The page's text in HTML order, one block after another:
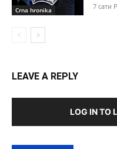
Crna hronika 7 сати
LEAVE A REPLY
LOG IN TO